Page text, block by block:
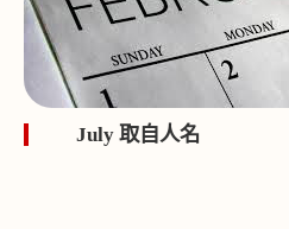
July 取自人名